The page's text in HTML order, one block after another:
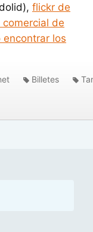
flickr de
de
encontrar los
Billetes